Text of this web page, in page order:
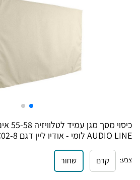
AUDIO LINE לומי - אודיו ליין דגם TVC58/TVC02-8
צבע: קרם שחור